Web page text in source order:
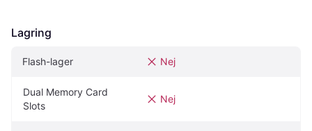
Lagring
Flash-lager Nej
Dual Memory Card
Slots
Nej